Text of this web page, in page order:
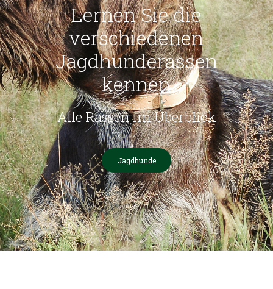
Lernen Sie die
verschiedenen
Jagdhunderassen
kennen
Alle Rassen im Überblick
Jagdhunde